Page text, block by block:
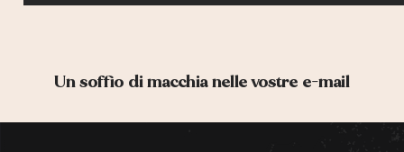
Un soffio di macchia nelle vostre e-mail